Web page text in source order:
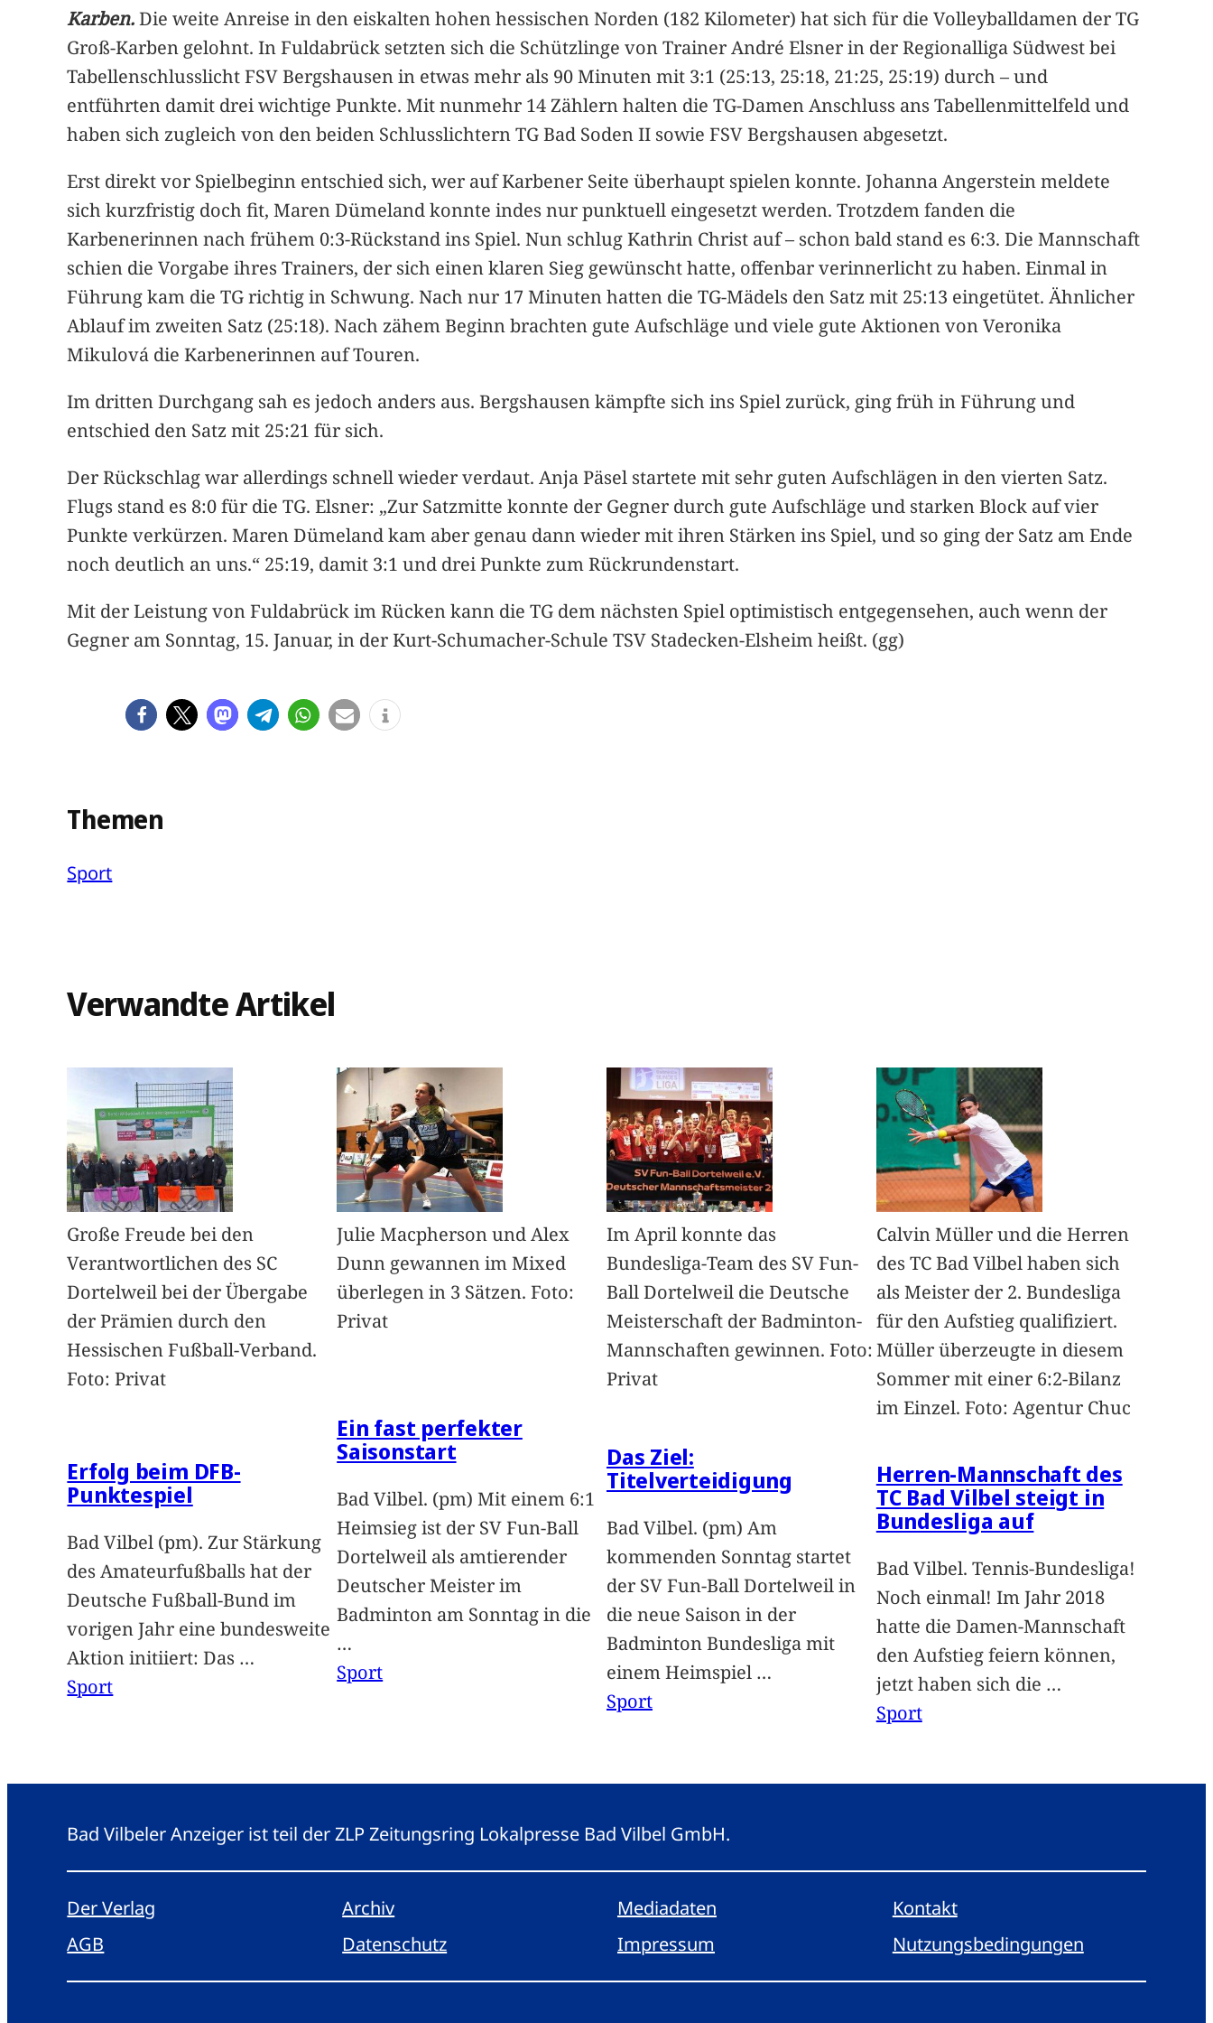
Karben.Die weite Anreise in den eiskalten hohen hessischen Norden (182 Kilometer) hat sich für die Volleyballdamen der TG
Groß-Karben gelohnt. In Fuldabrück setzten sich die Schützlinge von Trainer André Elsner in der Regionalliga Südwest bei
Tabellenschlusslicht FSV Bergshausen in etwas mehr als 90 Minuten mit 3:1 (25:13, 25:18, 21:25, 25:19) durch – und
entführten damit drei wichtige Punkte. Mit nunmehr 14 Zählern halten die TG-Damen Anschluss ans Tabellenmittelfeld und
haben sich zugleich von den beiden Schlusslichtern TG Bad Soden II sowie FSV Bergshausen abgesetzt.
Erst direkt vor Spielbeginn entschied sich, wer auf Karbener Seite überhaupt spielen konnte. Johanna Angerstein meldete
sich kurzfristig doch fit, Maren Dümeland konnte indes nur punktuell eingesetzt werden. Trotzdem fanden die
Karbenerinnen nach frühem 0:3-Rückstand ins Spiel. Nun schlug Kathrin Christ auf – schon bald stand es 6:3. Die Mannschaft
schien die Vorgabe ihres Trainers, der sich einen klaren Sieg gewünscht hatte, offenbar verinnerlicht zu haben. Einmal in
Führung kam die TG richtig in Schwung. Nach nur 17 Minuten hatten die TG-Mädels den Satz mit 25:13 eingetütet. Ähnlicher
Ablauf im zweiten Satz (25:18). Nach zähem Beginn brachten gute Aufschläge und viele gute Aktionen von Veronika
Mikulová die Karbenerinnen auf Touren.
Im dritten Durchgang sah es jedoch anders aus. Bergshausen kämpfte sich ins Spiel zurück, ging früh in Führung und
entschied den Satz mit 25:21 für sich.
Der Rückschlag war allerdings schnell wieder verdaut. Anja Päsel startete mit sehr guten Aufschlägen in den vierten Satz.
Flugs stand es 8:0 für die TG. Elsner: „Zur Satzmitte konnte der Gegner durch gute Aufschläge und starken Block auf vier
Punkte verkürzen. Maren Dümeland kam aber genau dann wieder mit ihren Stärken ins Spiel, und so ging der Satz am Ende
noch deutlich an uns.“ 25:19, damit 3:1 und drei Punkte zum Rückrundenstart.
Mit der Leistung von Fuldabrück im Rücken kann die TG dem nächsten Spiel optimistisch entgegensehen, auch wenn der
Gegner am Sonntag, 15. Januar, in der Kurt-Schumacher-Schule TSV Stadecken-Elsheim heißt. (gg)
Themen
Sport
Verwandte Artikel
Große Freude bei den
Verantwortlichen des SC
Dortelweil bei der Übergabe
der Prämien durch den
Hessischen Fußball-Verband.
Foto: Privat
Erfolg beim DFB-
Punktespiel
Bad Vilbel (pm). Zur Stärkung
des Amateurfußballs hat der
Deutsche Fußball-Bund im
vorigen Jahr eine bundesweite
Aktion initiiert: Das …
Sport
Julie Macpherson und Alex
Dunn gewannen im Mixed
überlegen in 3 Sätzen. Foto:
Privat
Ein fast perfekter
Saisonstart
Bad Vilbel. (pm) Mit einem 6:1
Heimsieg ist der SV Fun-Ball
Dortelweil als amtierender
Deutscher Meister im
Badminton am Sonntag in die
…
Sport
Im April konnte das
Bundesliga-Team des SV Fun-
Ball Dortelweil die Deutsche
Meisterschaft der Badminton-
Mannschaften gewinnen. Foto:
Privat
Das Ziel:
Titelverteidigung
Bad Vilbel. (pm) Am
kommenden Sonntag startet
der SV Fun-Ball Dortelweil in
die neue Saison in der
Badminton Bundesliga mit
einem Heimspiel …
Sport
Calvin Müller und die Herren
des TC Bad Vilbel haben sich
als Meister der 2. Bundesliga
für den Aufstieg qualifiziert.
Müller überzeugte in diesem
Sommer mit einer 6:2-Bilanz
im Einzel. Foto: Agentur Chuc
Herren-Mannschaft des
TC Bad Vilbel steigt in
Bundesliga auf
Bad Vilbel. Tennis-Bundesliga!
Noch einmal! Im Jahr 2018
hatte die Damen-Mannschaft
den Aufstieg feiern können,
jetzt haben sich die …
Sport
Bad Vilbeler Anzeiger ist teil der ZLP Zeitungsring Lokalpresse Bad Vilbel GmbH.
Der Verlag Archiv Mediadaten
Kontakt
AGB
Datenschutz Impressum Nutzungsbedingungen